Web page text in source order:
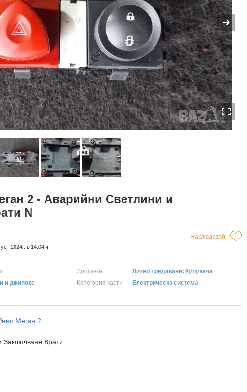
2 - Аварийни Светлини и
N
Наблюдавай
2024г. в 14:04 ч.
Доставка
Лично предаване; Купувача
и джипове Категория части
Електрическа система
Меган 2
Заключване Врати